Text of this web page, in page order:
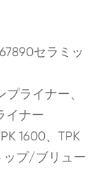
セラミッ
ライナー、
イナー
1600、TPK
ップ/ブリュー